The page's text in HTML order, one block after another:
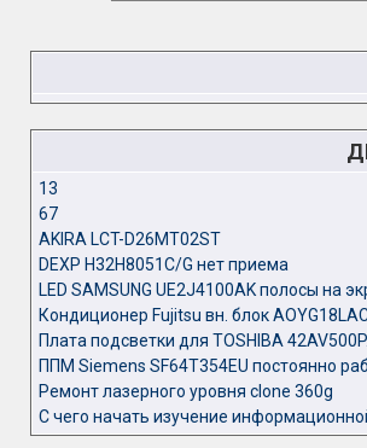
13
67
AKIRA LCT-D26MT02ST
DEXP H32H8051C/G нет приема
LED SAMSUNG UE2J4100AK полосы на
Кондиционер Fujitsu вн. блок
Плата подсветки для TOSHIBA 42AV500P.
ППМ Siemens SF64T354EU постоянно
Ремонт лазерного уровня clone 360g
С чего начать изучение